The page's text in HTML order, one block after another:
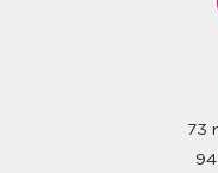
73